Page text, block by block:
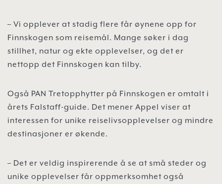
– Vi opplever at stadig flere får øynene opp for
Finnskogen som reisemål. Mange søker i dag
stillhet, natur og ekte opplevelser, og det er
nettopp det Finnskogen kan tilby.
Også PAN Tretopphytter på Finnskogen er omtalt i
årets Falstaff-guide. Det mener Appel viser at
interessen for unike reiselivsopplevelser og mindre
destinasjoner er økende.
– Det er veldig inspirerende å se at små steder og
unike opplevelser får oppmerksomhet også